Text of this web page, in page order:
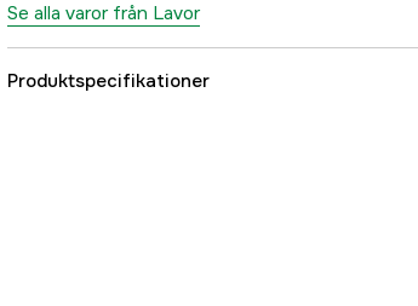
Se alla varor från Lavor
Produktspecifikationer